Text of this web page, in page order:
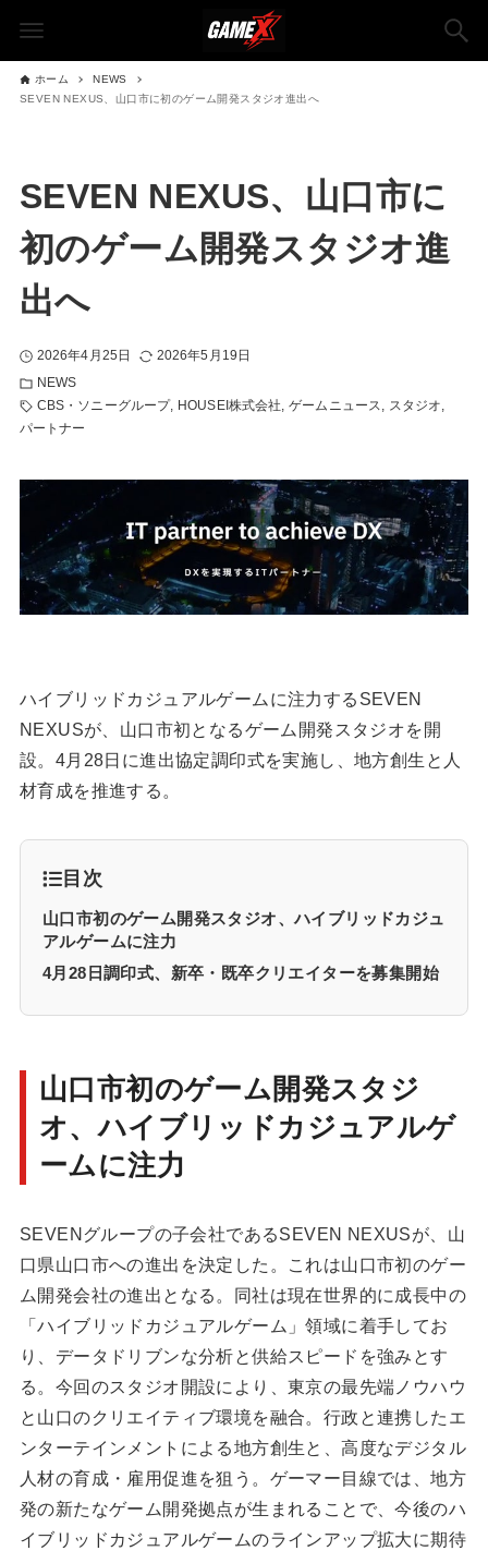
ホーム
NEWS
SEVEN NEXUS、山口市に初のゲーム開発スタジオ進出へ
SEVEN NEXUS、山口市に
初のゲーム開発スタジオ進
出へ
2026年4月25日
2026年5月19日
NEWS
CBS・ソニーグループ
HOUSEI株式会社 ゲームニュース
スタジオ
パートナー
ハイブリッドカジュアルゲームに注力するSEVEN
NEXUSが、山口市初となるゲーム開発スタジオを開
設。4月28日に進出協定調印式を実施し、地方創生と人
材育成を推進する。
目次
山口市初のゲーム開発スタジオ、ハイブリッドカジュ
アルゲームに注力
4月28日調印式、新卒・既卒クリエイターを募集開始
山口市初のゲーム開発スタジ
オ、ハイブリッドカジュアルゲ
ームに注力
SEVENグループの子会社であるSEVEN NEXUSが、山
口県山口市への進出を決定した。これは山口市初のゲー
ム開発会社の進出となる。同社は現在世界的に成長中の
「ハイブリッドカジュアルゲーム」領域に着手してお
り、データドリブンな分析と供給スピードを強みとす
る。今回のスタジオ開設により、東京の最先端ノウハウ
と山口のクリエイティブ環境を融合。行政と連携したエ
ンターテインメントによる地方創生と、高度なデジタル
人材の育成・雇用促進を狙う。ゲーマー目線では、地方
発の新たなゲーム開発拠点が生まれることで、今後のハ
イブリッドカジュアルゲームのラインアップ拡大に期待